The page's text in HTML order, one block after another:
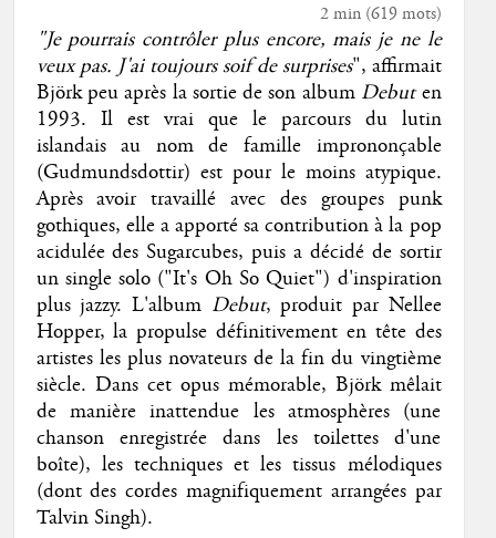
2 min(619mots)
"Je pourrais contrôler plus encore, mais je ne le
veux pas. J'ai toujours soif de surprises", affirmait
Björk peu après la sortie de son album Debuten
1993. Il est vrai que le parcours du lutin
islandais au nom de famille imprononçable
(Gudmundsdottir) est pour le moins atypique.
Après avoir travaillé avec des groupes punk
gothiques, elle a apporté sa contribution à la pop
acidulée des Sugarcubes, puis a décidé de sortir
un single solo ("It's Oh So Quiet") d'inspiration
plus jazzy. L'album Debut, produit par Nellee
Hopper, la propulse définitivement en tête des
artistes les plus novateurs de la fin du vingtième
siècle. Dans cet opus mémorable, Björk mêlait
de manière inattendue les atmosphères (une
chanson enregistrée dans les toilettes d'une
boîte), les techniques et les tissus mélodiques
(dont des cordes magnifiquement arrangées par
Talvin Singh).